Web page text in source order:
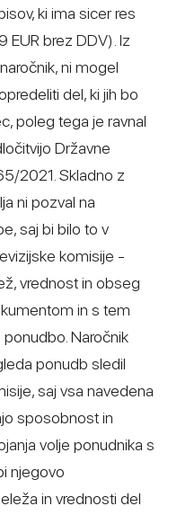
ki ima sicer res
brez DDV). Iz
ni mogel
del, ki jih bo
poleg tega je ravnal
Državne
2021. Skladno z
ni pozval na
saj bi bilo to v
komisije -
vrednost in obseg
in s tem
Naročnik
ponudb sledil
saj vsa navedena
sposobnost in
volje ponudnika s
njegovo
in vrednosti del